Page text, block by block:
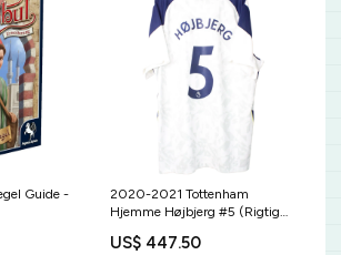
Guide -
2020-2021 Tottenham
Hjemme Højbjerg #5 (Rigtig
US$ 447.50